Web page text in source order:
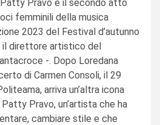
Patty Pravo è il secondo atto
femminili della musica
2023 del Festival d’autunno
direttore artistico del
-. Dopo Loredana
di Carmen Consoli, il 29
arriva un’altra icona
Pravo, un’artista che ha
cambiare stile e che